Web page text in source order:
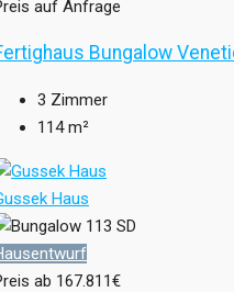
auf Anfrage
Bungalow
3 Zimmer
114 m²
Haus
ab 167.811€